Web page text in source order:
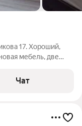
17. Хороший,
мебель, две
Их техники -
Чат